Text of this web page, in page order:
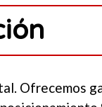
Ofrecemos